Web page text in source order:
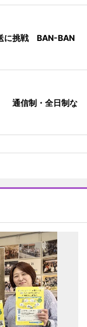
に挑戦 BAN-BAN
通信制・全日制な